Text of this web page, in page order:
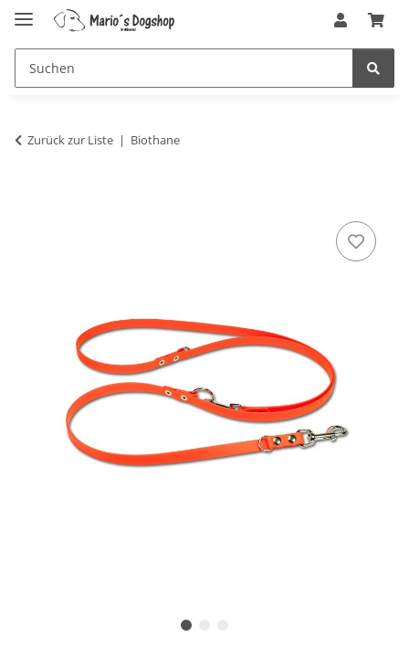
Zurück zur Liste Biothane